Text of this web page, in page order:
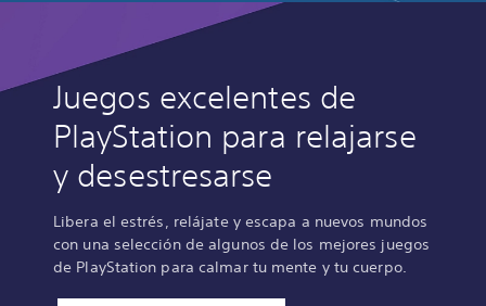
Juegos excelentes de
PlayStation para relajarse
y desestresarse
Libera el estrés, relájate y escapa a nuevos mundos
con una selección de algunos de los mejores juegos
de PlayStation para calmar tu mente y tu cuerpo.